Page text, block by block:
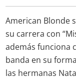
American Blonde
su carrera con
además funciona
banda en su
las hermanas